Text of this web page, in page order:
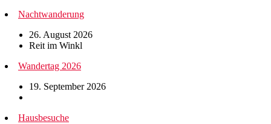
Nachtwanderung
26. August 2026
Reit im Winkl
Wandertag 2026
19. September 2026
Hausbesuche